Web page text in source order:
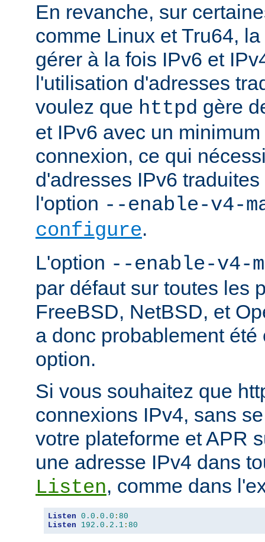
En revanche, sur
comme Linux et Tru64, la
gérer à la fois IPv6 et
l'utilisation d'adresses
voulez que httpd gère
et IPv6 avec un
connexion, ce qui
d'adresses IPv6
l'option --enable-v4-
configure.
L'option --enable-v4-
par défaut sur toutes les
FreeBSD, NetBSD, et
a donc probablement
option.
Si vous souhaitez que
connexions IPv4, sans
votre plateforme et APR
une adresse IPv4 dans
Listen, comme dans
Listen 0.0 . 0.0 : 80
Listen
192.0 . 2.1 : 80